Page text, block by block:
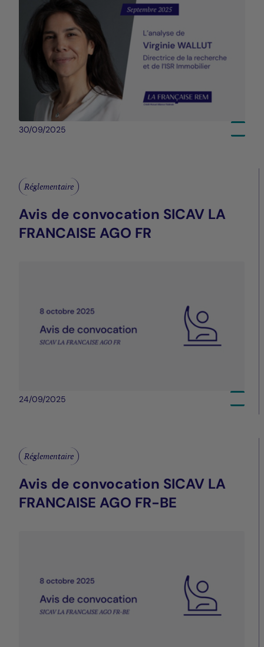
30/09/2025
Réglementaire
Avis de convocation SICAV LA
FRANCAISE AGO FR
24/09/2025
Réglementaire
Avis de convocation SICAV LA
FRANCAISE AGO FR-BE